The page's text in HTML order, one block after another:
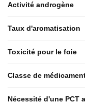
Activité androgène
Taux d'aromatisation
Toxicité pour le foie
Classe de
Nécessité d'une PCT